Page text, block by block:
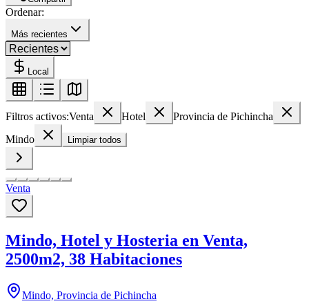
Ordenar:
Más recientes
Local
Filtros activos:Venta Hotel
Provincia de Pichincha
Mindo
Limpiar todos
Venta
Mindo, Hotel y Hosteria en Venta,
2500m2, 38 Habitaciones
Mindo, Provincia de Pichincha